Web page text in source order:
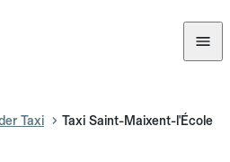
Taxi Taxi Saint-Maixent-l'École